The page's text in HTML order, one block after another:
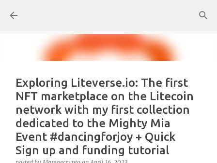
Exploring Liteverse.io: The first
NFT marketplace on the Litecoin
network with my first collection
dedicated to the Mighty Mia
Event #dancingforjoy + Quick
Sign up and funding tutorial